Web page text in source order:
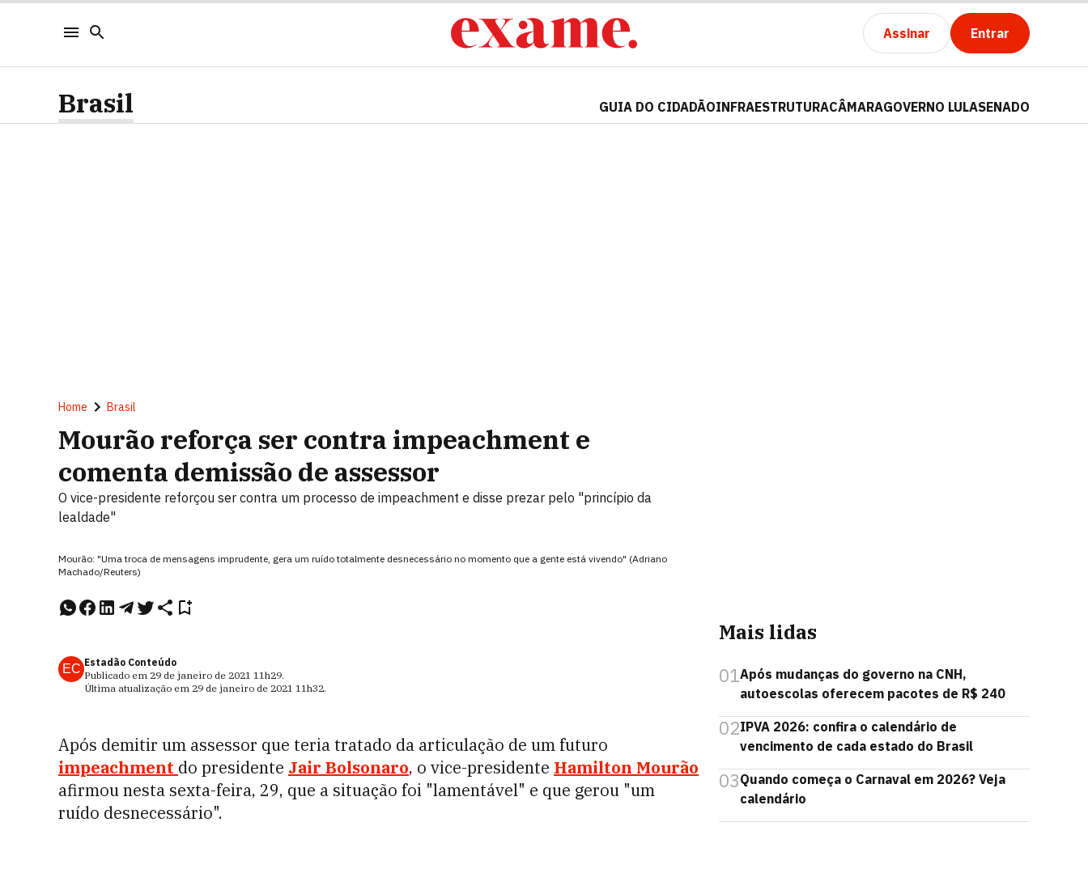
Assinar Entrar
Brasil GUIA DO CIDADÃOINFRAESTRUTURACÂMARAGOVERNO LULASENADO
Home Brasil
Mourão reforça ser contra impeachment e
comenta demissão de assessor
O vice-presidente reforçou ser contra um processo de impeachment e disse prezar pelo "princípio da
lealdade"
Mourão: "Uma troca de mensagens imprudente, gera um ruído totalmente desnecessário no momento que a gente está vivendo" (Adriano
Machado/Reuters)
EC Estadão Conteúdo
Publicado em 29 de janeiro de 2021 11h29.
Última atualização em 29 de janeiro de 2021 11h32.
Após demitir um assessor que teria tratado da articulação de um futuro
impeachment do presidente Jair Bolsonaro, o vice-presidente Hamilton Mourão
afirmou nesta sexta-feira, 29, que a situação foi "lamentável" e que gerou "um
ruído desnecessário".
Mais lidas
01Após mudanças do governo na CNH,
autoescolas oferecem pacotes de R$ 240
02IPVA 2026: confira o calendário de
vencimento de cada estado do Brasil
03Quando começa o Carnaval em 2026? Veja
calendário